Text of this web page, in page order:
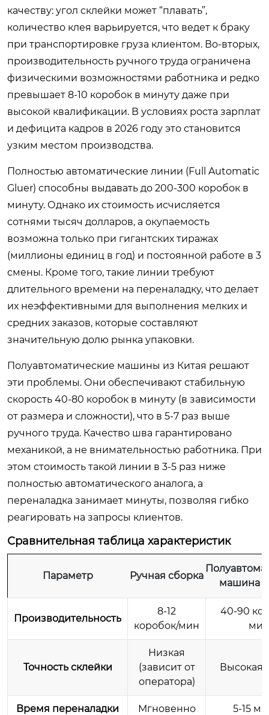
качеству: угол склейки может “плавать”,
количество клея варьируется, что ведет к браку
при транспортировке груза клиентом. Во-вторых,
производительность ручного труда ограничена
физическими возможностями работника и редко
превышает 8-10 коробок в минуту даже при
высокой квалификации. В условиях роста зарплат
и дефицита кадров в 2026 году это становится
узким местом производства.
Полностью автоматические линии (Full Automatic
Gluer) способны выдавать до 200-300 коробок в
минуту. Однако их стоимость исчисляется
сотнями тысяч долларов, а окупаемость
возможна только при гигантских тиражах
(миллионы единиц в год) и постоянной работе в 3
смены. Кроме того, такие линии требуют
длительного времени на переналадку, что делает
их неэффективными для выполнения мелких и
средних заказов, которые составляют
значительную долю рынка упаковки.
Полуавтоматические машины из Китая решают
эти проблемы. Они обеспечивают стабильную
скорость 40-80 коробок в минуту (в зависимости
от размера и сложности), что в 5-7 раз выше
ручного труда. Качество шва гарантировано
механикой, а не внимательностью работника. При
этом стоимость такой линии в 3-5 раз ниже
полностью автоматического аналога, а
переналадка занимает минуты, позволяя гибко
реагировать на запросы клиентов.
Сравнительная таблица характеристик
Параметр Ручная сборка
машина
Производительность
8-12
коробок/мин
40-90
мин
Точность склейки
Низкая
(зависит от
оператора)
Высокая
Время переналадки Мгновенно 5-15